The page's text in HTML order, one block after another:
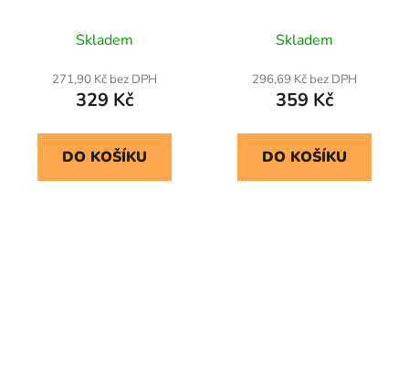
Skladem
271,90 Kč bez DPH
329 Kč
DO KOŠÍKU
Skladem
296,69 Kč bez DPH
359 Kč
DO KOŠÍKU